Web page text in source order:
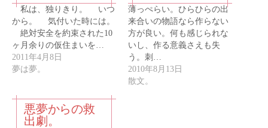
私は、独りきり。 いつ
から。 気付いた時には。
絶対安全を約束された10
ヶ月余りの仮住まいを…
2011年4月8日
夢は夢。
薄っぺらい。ひらひらの出
来合いの物語なら作らない
方が良い。何も感じられな
いし、作る意義さえも失
う。刺…
2010年8月13日
散文。
悪夢からの救
出劇。